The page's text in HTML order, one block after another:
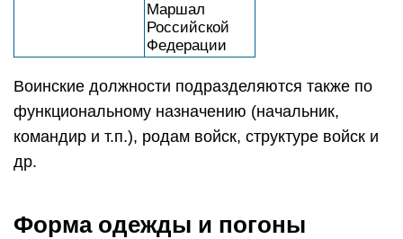
Маршал
Российской
Федерации
Воинские должности подразделяются также по
функциональному назначению (начальник,
командир и т.п.), родам войск, структуре войск и
др.
Форма одежды и погоны